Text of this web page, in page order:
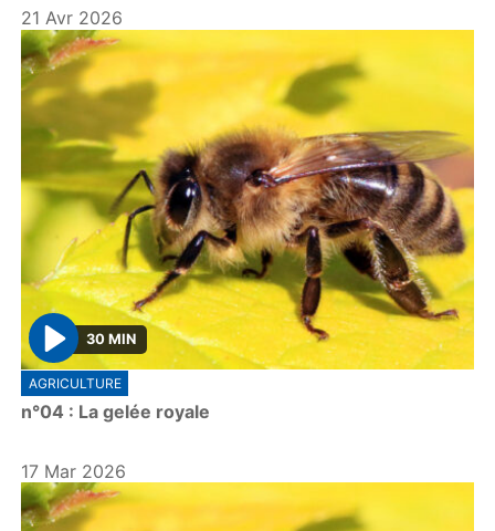
21 Avr 2026
P
l
a
30 MIN
AGRICULTURE
n°04 : La gelée royale
17 Mar 2026